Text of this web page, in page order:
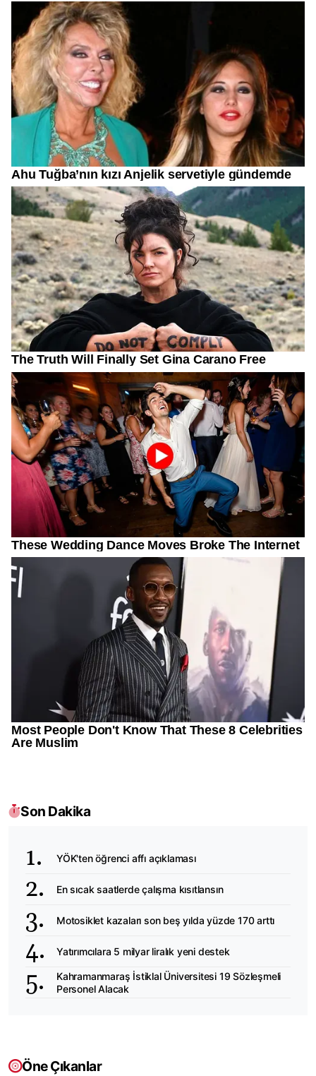
Son Dakika
YÖK'ten öğrenci affı açıklaması
En sıcak saatlerde çalışma kısıtlansın
Motosiklet kazaları son beş yılda yüzde 170 arttı
Yatırımcılara 5 milyar liralık yeni destek
Kahramanmaraş İstiklal Üniversitesi 19 Sözleşmeli
Personel Alacak
Öne Çıkanlar